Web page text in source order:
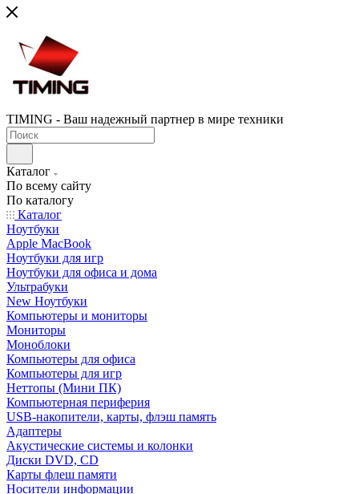
TIMING - Ваш надежный партнер в мире техники
Каталог
По всему сайту
По каталогу
Каталог
Ноутбуки
Apple MacBook
Ноутбуки для игр
Ноутбуки для офиса и дома
Ультрабуки
New Ноутбуки
Компьютеры и мониторы
Мониторы
Моноблоки
Компьютеры для офиса
Компьютеры для игр
Неттопы (Мини ПК)
Компьютерная периферия
USB-накопители, карты, флэш память
Адаптеры
Акустические системы и колонки
Диски DVD, CD
Карты флеш памяти
Носители информации